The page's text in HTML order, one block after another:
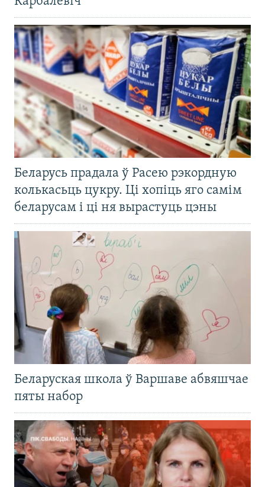
Беларусь прадала ў Расею рэкордную
колькасьць цукру. Ці хопіць яго самім
беларусам і ці ня вырастуць цэны
Беларуская школа ў Варшаве абвяшчае
пяты набор